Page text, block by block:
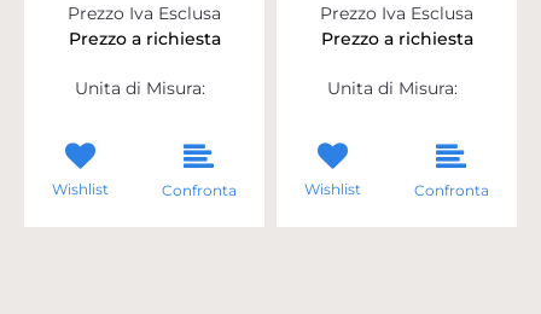
Prezzo Iva Esclusa
Prezzo a richiesta
Unita di Misura:
Wishlist Confronta
Prezzo Iva Esclusa
Prezzo a richiesta
Unita di Misura:
Wishlist Confronta